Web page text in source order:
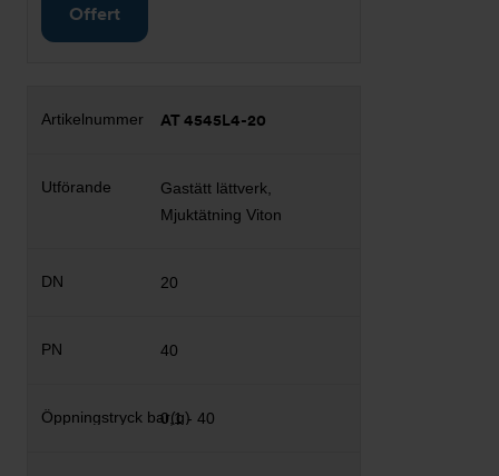
Offert
AT 4545L4-20
Gastätt lättverk,
Mjuktätning Viton
20
40
0,1 - 40